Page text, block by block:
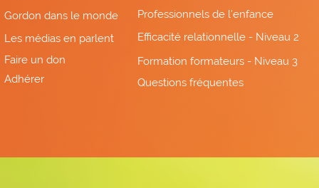
Professionnels de l'enfance
Efficacité relationnelle - Niveau 2
Formation formateurs - Niveau 3
Questions fréquentes
Gordon dans le monde
Les médias en parlent
Adhérer
Faire un don